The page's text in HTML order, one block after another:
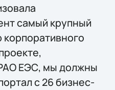
самый крупный
ЕЭС, мы должны
с 26 бизнес-